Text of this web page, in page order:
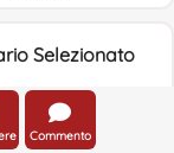
Selezionato
Commento